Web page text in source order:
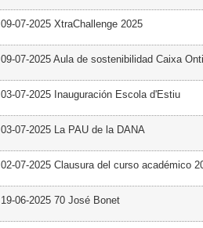
09-07-2025 XtraChallenge 2025
09-07-2025 Aula de sostenibilidad Caixa
03-07-2025 Inauguración Escola d'Estiu
03-07-2025 La PAU de la DANA
02-07-2025 Clausura del curso académico
19-06-2025 70 José Bonet